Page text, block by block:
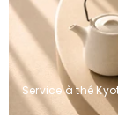
Service à thé